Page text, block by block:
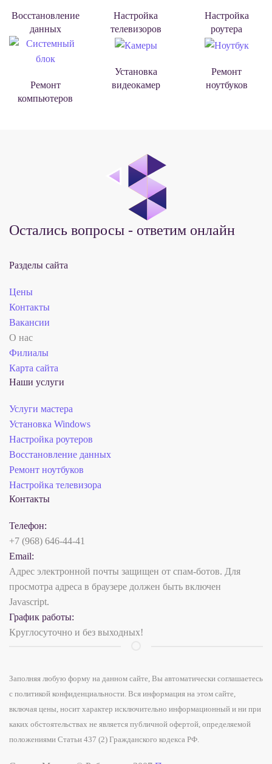
Восстановление
данных
Настройка
телевизоров
Настройка
роутера
Ремонт
компьютеров
Установка
видеокамер
Ремонт
ноутбуков
Остались вопросы - ответим онлайн
Разделы сайта
Цены
Контакты
Вакансии
О нас
Филиалы
Карта сайта
Наши услуги
Услуги мастера
Установка Windows
Настройка роутеров
Восстановление данных
Ремонт ноутбуков
Настройка телевизора
Контакты
Телефон:
+7 (968) 646-44-41
Email:
Адрес электронной почты защищен от спам-ботов. Для
просмотра адреса в браузере должен быть включен
Javascript.
График работы:
Круглосуточно и без выходных!
Заполняя любую форму на данном сайте, Вы автоматически соглашаетесь
с политикой конфиденциальности. Вся информация на этом сайте,
включая цены, носит характер исключительно информационный и ни при
каких обстоятельствах не является публичной офертой, определяемой
положениями Статьи 437 (2) Гражданского кодекса РФ.